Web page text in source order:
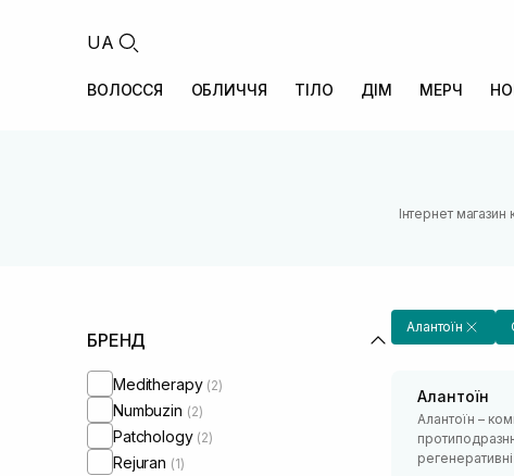
UA
ВОЛОССЯ ОБЛИЧЧЯ ТІЛО ДІМ МЕРЧ
Інтернет магазин
БРЕНД
Meditherapy (2)
Numbuzin (2)
Patchology (2)
Rejuran (1)
Алантоїн
Алантоїн
Алантоїн –